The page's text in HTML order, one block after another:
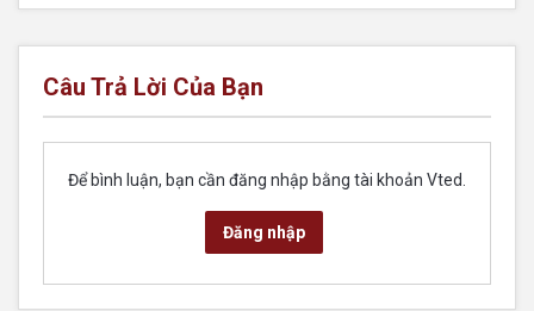
Câu Trả Lời Của Bạn
Để bình luận, bạn cần đăng nhập bằng tài khoản Vted.
Đăng nhập